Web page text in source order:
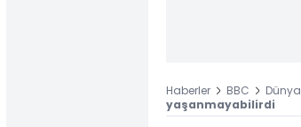
Haberler BBC Dünya
yaşanmayabilirdi